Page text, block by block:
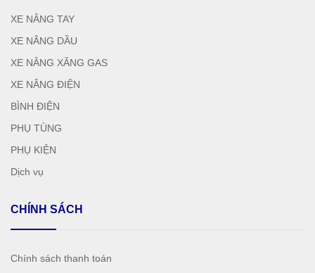
XE NÂNG TAY
XE NÂNG DẦU
XE NÂNG XĂNG GAS
XE NÂNG ĐIỆN
BÌNH ĐIỆN
PHỤ TÙNG
PHỤ KIỆN
Dịch vụ
CHÍNH SÁCH
Chính sách thanh toán